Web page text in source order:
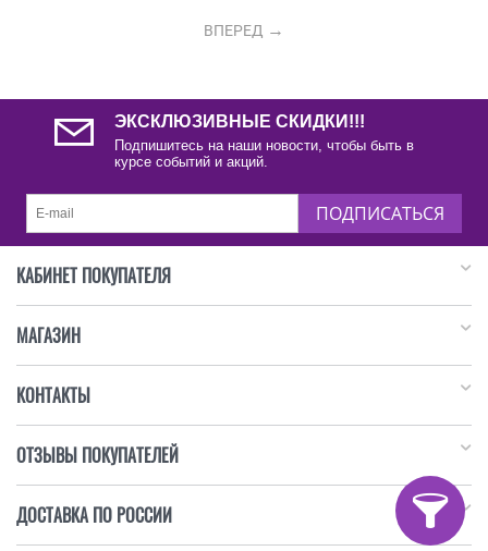
ВПЕРЕД
ЭКСКЛЮЗИВНЫЕ СКИДКИ!!!
Подпишитесь на наши новости, чтобы быть в
курсе событий и акций.
ПОДПИСАТЬСЯ
КАБИНЕТ ПОКУПАТЕЛЯ
МАГАЗИН
КОНТАКТЫ
ОТЗЫВЫ ПОКУПАТЕЛЕЙ
ДОСТАВКА ПО РОССИИ